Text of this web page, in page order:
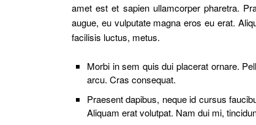
amet est et sapien ullamcorper pharetra.
augue, eu vulputate magna eros eu erat.
facilisis luctus, metus.
Morbi in sem quis dui placerat ornare.
arcu. Cras consequat.
Praesent dapibus, neque id cursus
Aliquam erat volutpat. Nam dui mi,